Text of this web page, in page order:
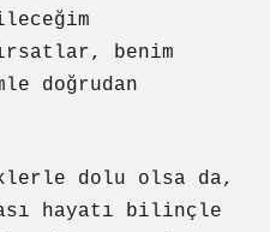
benim
doğrudan
dolu olsa da,
hayatı bilinçle